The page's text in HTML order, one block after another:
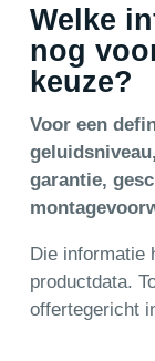
Welke
nog
keuze?
Voor een
garantie,
Die informatie
productdata.
offertegericht